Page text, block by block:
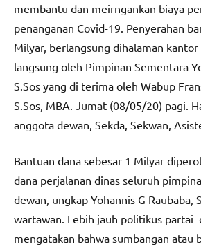
membantu dan meirngankan biaya
penanganan Covid-19. Penyerahan
Milyar, berlangsung dihalaman
langsung oleh Pimpinan Sementara
S.Sos yang di terima oleh Wabup
S.Sos, MBA. Jumat (08/05/20) pagi.
anggota dewan, Sekda, Sekwan,
Bantuan dana sebesar 1 Milyar
dana perjalanan dinas seluruh
dewan, ungkap Yohannis G Raubaba,
wartawan. Lebih jauh politikus partai
mengatakan bahwa sumbangan atau